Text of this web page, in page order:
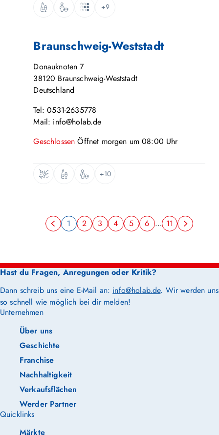
+9
Braunschweig-Weststadt
Donauknoten 7
38120 Braunschweig-Weststadt
Deutschland
Tel: 0531-2635778
Mail: info@holab.de
GeschlossenÖffnet morgen um08:00 Uhr
+10
1 2 3 4 5 6 … 11
Hast du Fragen, Anregungen oder Kritik?
Dann schreib uns eine E-Mail an: info@holab.de. Wir werden uns
so schnell wie möglich bei dir melden!
Unternehmen
Über uns
Geschichte
Franchise
Nachhaltigkeit
Verkaufsflächen
Werder Partner
Quicklinks
Märkte